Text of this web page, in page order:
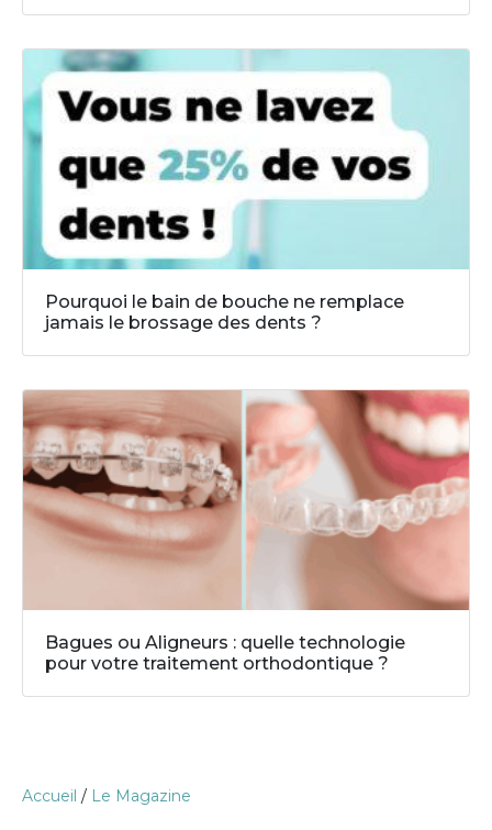
Pourquoi le bain de bouche ne remplace
jamais le brossage des dents ?
Bagues ou Aligneurs : quelle technologie
pour votre traitement orthodontique ?
Accueil / Le Magazine